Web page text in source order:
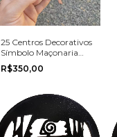
25 Centros Decorativos
Símbolo Maçonaria
Personalizado
R$350,00